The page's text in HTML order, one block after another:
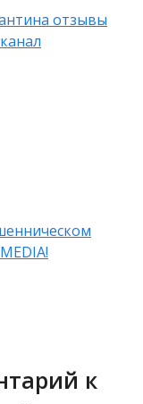
отзывы
к